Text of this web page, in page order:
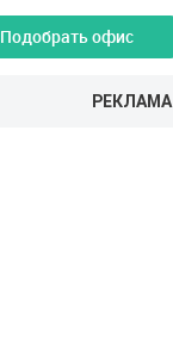
Подобрать офис
РЕКЛАМА